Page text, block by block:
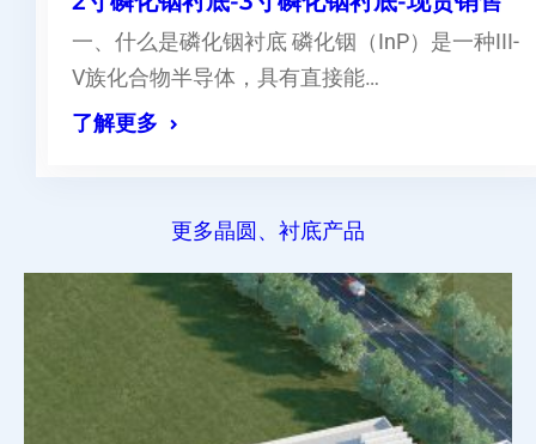
一、什么是磷化铟衬底 磷化铟（InP）是一种III-
V族化合物半导体，具有直接能…
了解更多
更多晶圆、衬底产品